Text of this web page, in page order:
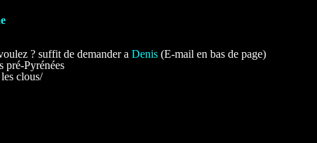
? suffit de demander a Denis(E-mail en bas de page)
pré-Pyrénées
clous/